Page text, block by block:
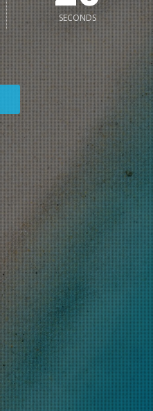
SECONDS